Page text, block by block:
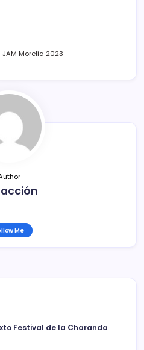
JAM Morelia 2023
Me
Festival de la Charanda